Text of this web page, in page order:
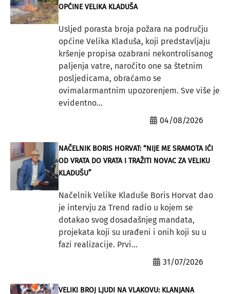
OPĆINE VELIKA KLADUŠA
Usljed porasta broja požara na području
općine Velika Kladuša, koji predstavljaju
kršenje propisa ozabrani nekontrolisanog
paljenja vatre, naročito one sa štetnim
posljedicama, obraćamo se
ovimalarmantnim upozorenjem. Sve više je
evidentno...
04/08/2026
NAČELNIK BORIS HORVAT: “NIJE ME SRAMOTA IĆI
OD VRATA DO VRATA I TRAŽITI NOVAC ZA VELIKU
KLADUŠU”
Načelnik Velike Kladuše Boris Horvat dao
je intervju za Trend radio u kojem se
dotakao svog dosadašnjeg mandata,
projekata koji su urađeni i onih koji su u
fazi realizacije. Prvi...
31/07/2026
VELIKI BROJ LJUDI NA VLAKOVU: KLANJANA